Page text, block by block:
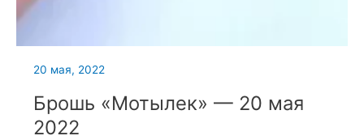
20 мая, 2022
Брошь «Мотылек» — 20 мая
2022